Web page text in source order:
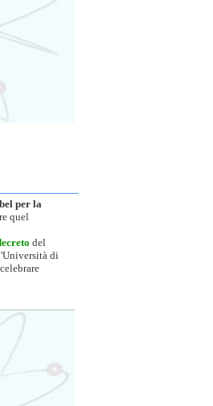
per la
quel
del
di